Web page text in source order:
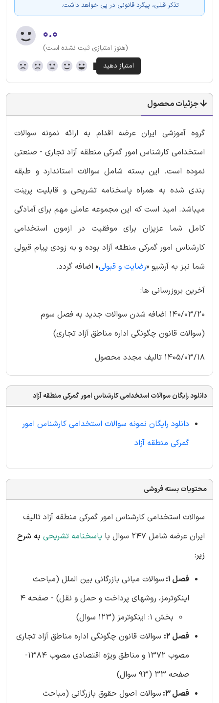
تذکر قبلی، پیگرد قانونی در پی خواهد داشت.
۰.۰
(هنوز امتیازی ثبت نشده است)
جزئیات محصول
گروه آموزشی ایران عرضه اقدام به ارائه نمونه سوالات
استخدامی کارشناس امور گمرکی منطقه آزاد تجاری - صنعتی
نموده است. این بسته شامل سوالات استاندارد و طبقه
بندی شده به همراه پاسخنامه تشریحی و قابلیت پرینت
میباشد. امید است که این مجموعه عاملی مهم برای آمادگی
کامل شما عزیزان برای موفقیت در ازمون استخدامی
کارشناس امور گمرکی منطقه آزاد بوده و به زودی پیام قبولی
شما نیز به آرشیو «رضایت و قبولی» اضافه گردد.
آخرین بروزرسانی ها:
140/03/20 اضافه شدن سوالات جدید به فصل سوم
(سوالات قانون چگونگی اداره مناطق آزاد تجاری)
1405/03/18 تالیف مجدد محصول
دانلود رایگان سوالات استخدامی کارشناس امور گمرکی منطقه آزاد
دانلود رایگان نمونه سوالات استخدامی کارشناس امور
گمرکی منطقه آزاد
محتویات بسته فروشی
سوالات استخدامی کارشناس امور گمرکی منطقه آزاد تالیف
ایران عرضه شامل 247 سوال با
پاسخنامه تشریحی به شرح
زیر:
فصل 1:
سوالات مبانی بازرگانی بین الملل (مباحث
اینکوترمز، روشهای پرداخت و حمل و نقل) - صفحه 4
بخش 1: اینکوترمز (123 سوال)
فصل 2:
سوالات قانون چگونگی اداره مناطق آزاد تجاری
مصوب 1372 و مناطق ويژه اقتصادی مصوب 1384-
صفحه 33 (93 سوال)
فصل 3:
سوالات اصول حقوق بازرگانی (مباحث